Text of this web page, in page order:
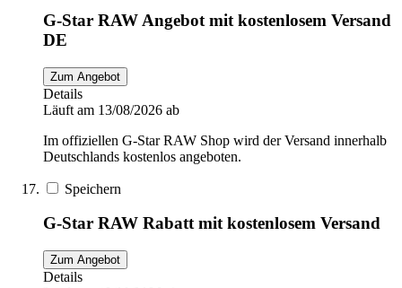
G-Star RAW Angebot mit kostenlosem Versand
DE
Zum Angebot
Details
Läuft am 13/08/2026 ab
Im offiziellen G-Star RAW Shop wird der Versand innerhalb
Deutschlands kostenlos angeboten.
Speichern
G-Star RAW Rabatt mit kostenlosem Versand
Zum Angebot
Details